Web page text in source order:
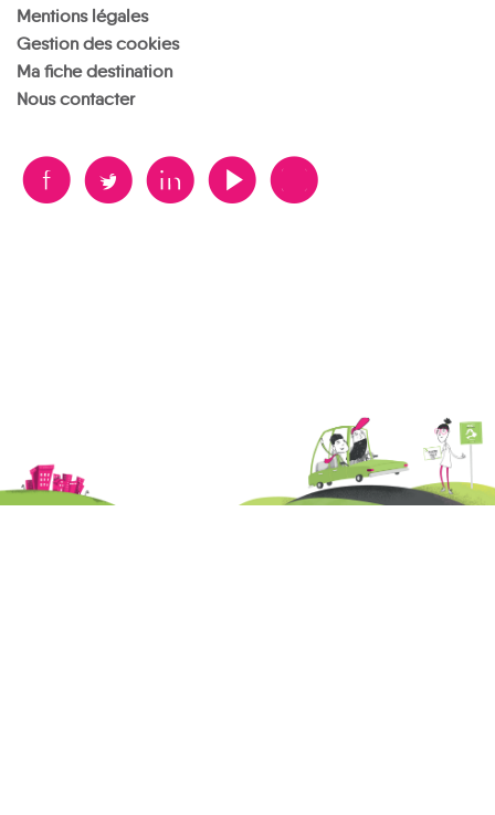
Mentions légales
Gestion des cookies
Ma fiche destination
Nous contacter
B A D F V